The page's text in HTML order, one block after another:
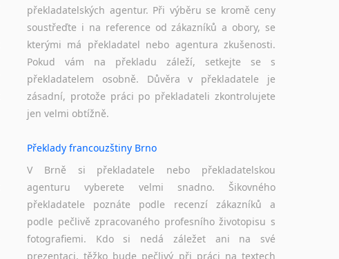
překladatelských agentur. Při výběru se kromě ceny
soustřeďte i na reference od zákazníků a obory, se
kterými má překladatel nebo agentura zkušenosti.
Pokud vám na překladu záleží, setkejte se s
překladatelem osobně. Důvěra v překladatele je
zásadní, protože práci po překladateli zkontrolujete
jen velmi obtížně.
Překlady francouzštiny Brno
V Brně si překladatele nebo překladatelskou
agenturu vyberete velmi snadno. Šikovného
překladatele poznáte podle recenzí zákazníků a
podle pečlivě zpracovaného profesního životopisu s
fotografiemi. Kdo si nedá záležet ani na své
prezentaci, těžko bude pečlivý při práci na textech